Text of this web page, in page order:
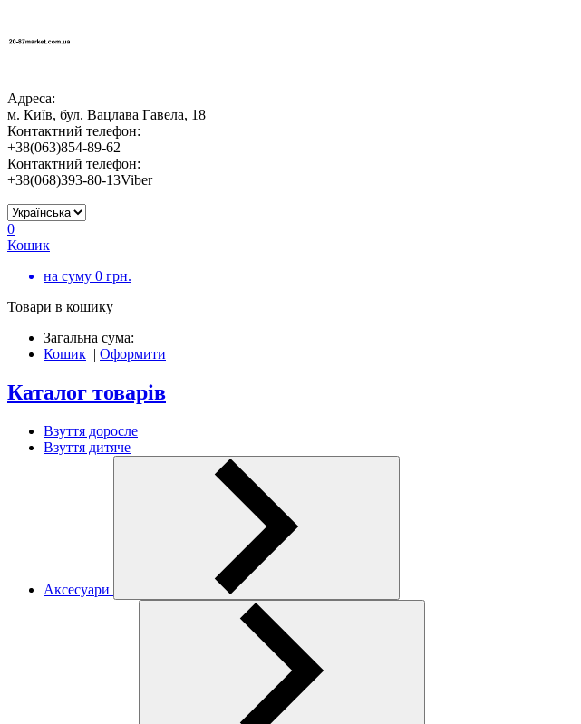
Адреса:
м. Київ, бул. Вацлава Гавела, 18
Контактний телефон:
+38(063)854-89-62
Контактний телефон:
+38(068)393-80-13Viber
0
Кошик
на суму 0 грн.
Товари в кошику
Загальна сума:
Кошик | Оформити
Каталог товарів
Взуття доросле
Взуття дитяче
Аксесуари